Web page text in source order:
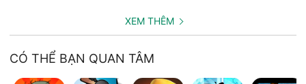
XEM THÊM
CÓ THỂ BẠN QUAN TÂM